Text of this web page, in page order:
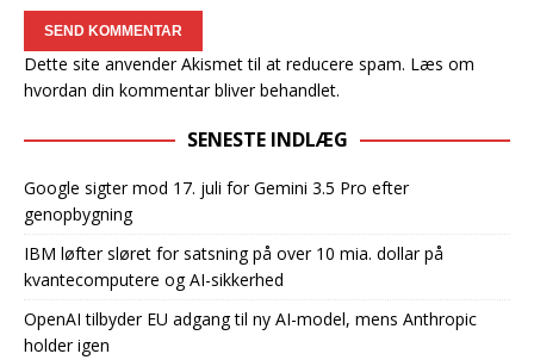
Dette site anvender Akismet til at reducere spam. Læs om
hvordan din kommentar bliver behandlet.
SENESTE INDLÆG
Google sigter mod 17. juli for Gemini 3.5 Pro efter
genopbygning
IBM løfter sløret for satsning på over 10 mia. dollar på
kvantecomputere og AI-sikkerhed
OpenAI tilbyder EU adgang til ny AI-model, mens Anthropic
holder igen